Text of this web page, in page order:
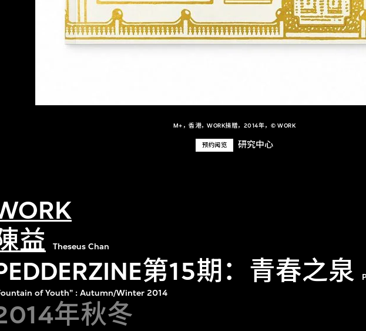
M+，香港，WORK捐贈，2014年，© WORK
预约阅览 研究中心
益
Theseus Chan
第15期：青春之泉
of Youth" : Autumn/Winter 2014
年秋冬